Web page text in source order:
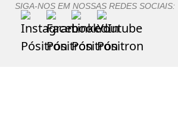
SIGA-NOS EM NOSSAS REDES SOCIAIS: